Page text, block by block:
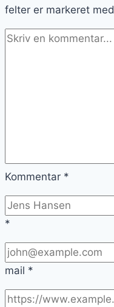
felter er markeret med
Kommentar *
*
mail *